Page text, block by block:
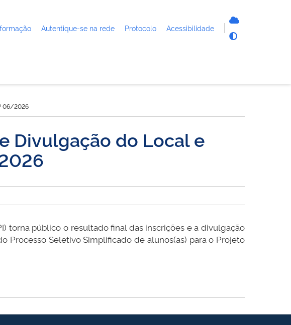
Autentique-se na rede Protocolo Acessibilidade
06/2026
Divulgação do Local e
torna público o resultado final das inscrições e a divulgação
Processo Seletivo Simplificado de alunos(as) para o Projeto